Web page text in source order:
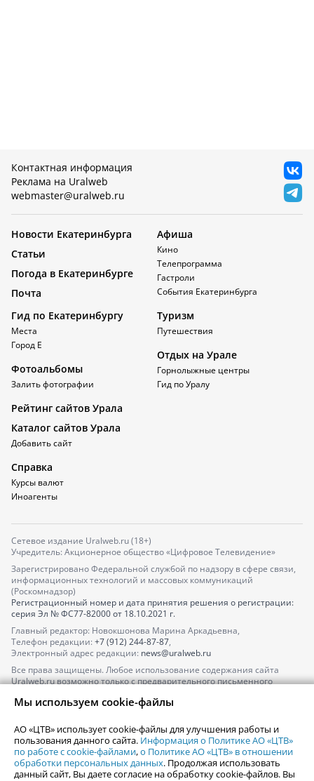
Контактная информация
Реклама на Uralweb
webmaster@uralweb.ru
Новости Екатеринбурга
Статьи
Погода в Екатеринбурге
Почта
Афиша
Кино
Телепрограмма
Гастроли
События Екатеринбурга
Гид по Екатеринбургу
Места
Город Е
Фотоальбомы
Залить фотографии
Туризм
Путешествия
Отдых на Урале
Горнолыжные центры
Гид по Уралу
Рейтинг сайтов Урала
Каталог сайтов Урала
Добавить сайт
Справка
Курсы валют
Иноагенты
Сетевое издание Uralweb.ru (18+)
Учредитель: Акционерное общество «Цифровое Телевидение»
Зарегистрировано Федеральной службой по надзору в сфере связи,
информационных технологий и массовых коммуникаций
(Роскомнадзор)
Регистрационный номер и дата принятия решения о регистрации:
серия Эл № ФС77-82000от 18.10.2021 г.
Главный редактор: Новокшонова Марина Аркадьевна,
Телефон редакции: +7 (912) 244-87-87,
Электронный адрес редакции: news@uralweb.ru
Все права защищены. Любое использование содержания сайта
Uralweb.ru возможно только с предварительного письменного
По вопросам размещения рекламы обращайтесь по тел.
По вопросам размещения информации в разделе «Афиша»
afisha@uralweb.ru
Пользовательское соглашение на использование сайта
Мы используем cookie-файлы
АО «ЦТВ» использует cookie-файлы для улучшения работы и
пользования данного сайта. Информация о Политике АО «ЦТВ»
по работе с cookie-файлами,о Политике АО «ЦТВ» в отношении
обработки персональных данных. Продолжая использовать
данный сайт, Вы даете согласие на обработку cookie-файлов. Вы